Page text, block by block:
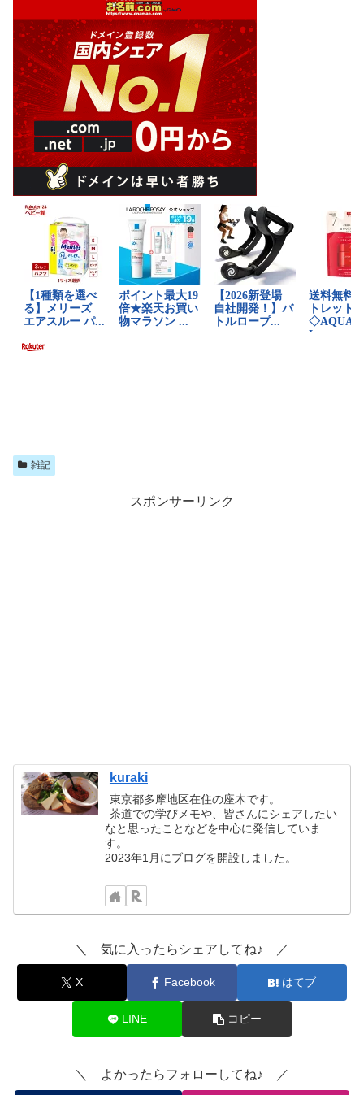
雑記
スポンサーリンク
kuraki
東京都多摩地区在住の座木です。
茶道での学びメモや、皆さんにシェアしたい
なと思ったことなどを中心に発信していま
す。
2023年1月にブログを開設しました。
＼ 気に入ったらシェアしてね♪ ／
X Facebook はてブ
LINE コピー
＼ よかったらフォローしてね♪ ／